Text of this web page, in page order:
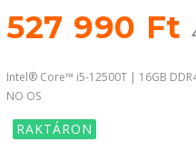
527 990 Ft
Intel® Core™ i5-12500T | 16GB
NO OS
RAKTÁRON